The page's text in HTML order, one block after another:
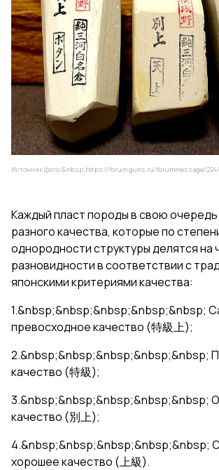
Источник фото:&nbsp;https://forum.guns.ru/forummessage/
Каждый пласт породы в свою
разного качества, которые по
однородности структуры делятся на
разновидности в соответствии с
японскими критериями качества:
1.&nbsp;&nbsp;&nbsp;&nbsp;&nbsp;
превосходное качество (特級上);
2.&nbsp;&nbsp;&nbsp;&nbsp;&nbsp;
качество (特級);
3.&nbsp;&nbsp;&nbsp;&nbsp;&nbsp;
качество (別上);
4.&nbsp;&nbsp;&nbsp;&nbsp;&nbsp;
хорошее качество (上級).